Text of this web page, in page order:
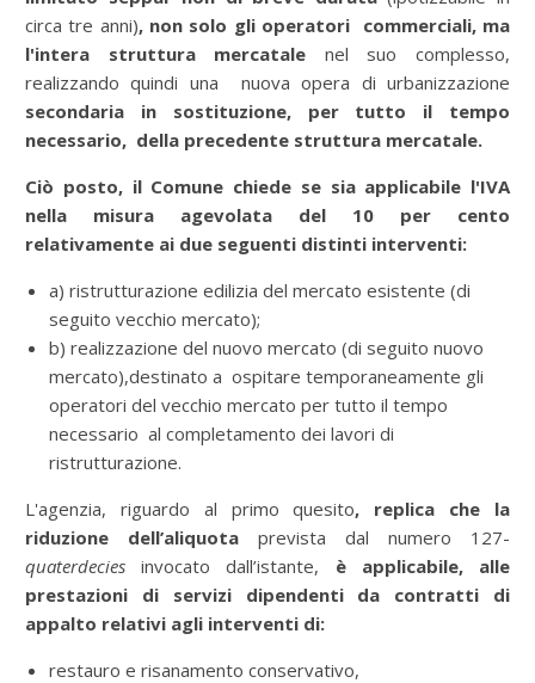
circa tre anni), non solo gli operatori commerciali, ma
l'intera struttura mercatale nel suo complesso,
realizzando quindi una nuova opera di urbanizzazione
secondaria in sostituzione, per tutto il tempo
necessario, della precedente struttura mercatale.
Ciò posto, il Comune chiede se sia applicabile l'IVA
nella misura agevolata del 10 per cento
relativamente ai due seguenti distinti interventi:
a) ristrutturazione edilizia del mercato esistente (di
seguito vecchio mercato);
b) realizzazione del nuovo mercato (di seguito nuovo
mercato),destinato a ospitare temporaneamente gli
operatori del vecchio mercato per tutto il tempo
necessario al completamento dei lavori di
ristrutturazione.
L'agenzia, riguardo al primo quesito, replica che la
riduzione dell’aliquota prevista dal numero 127-
quaterdeciesinvocato dall’istante, è applicabile, alle
prestazioni di servizi dipendenti da contratti di
appalto relativi agli interventi di:
restauro e risanamento conservativo,